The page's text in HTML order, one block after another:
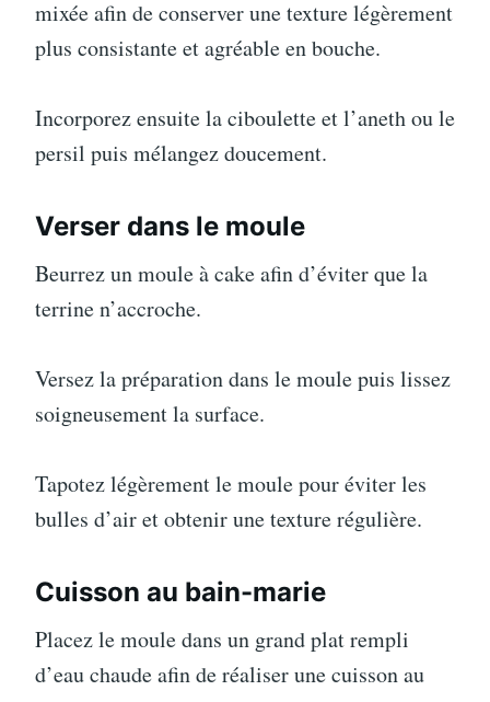
mixée afin de conserver une texture légèrement
plus consistante et agréable en bouche.
Incorporez ensuite la ciboulette et l’aneth ou le
persil puis mélangez doucement.
Verser dans le moule
Beurrez un moule à cake afin d’éviter que la
terrine n’accroche.
Versez la préparation dans le moule puis lissez
soigneusement la surface.
Tapotez légèrement le moule pour éviter les
bulles d’air et obtenir une texture régulière.
Cuisson au bain-marie
Placez le moule dans un grand plat rempli
d’eau chaude afin de réaliser une cuisson au